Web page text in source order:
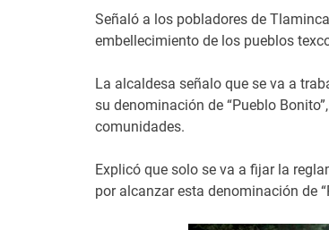
Señaló a los pobladores de
embellecimiento de los pueblos
La alcaldesa señalo que se va a
su denominación de “Pueblo
comunidades.
Explicó que solo se va a fijar la
por alcanzar esta denominación de